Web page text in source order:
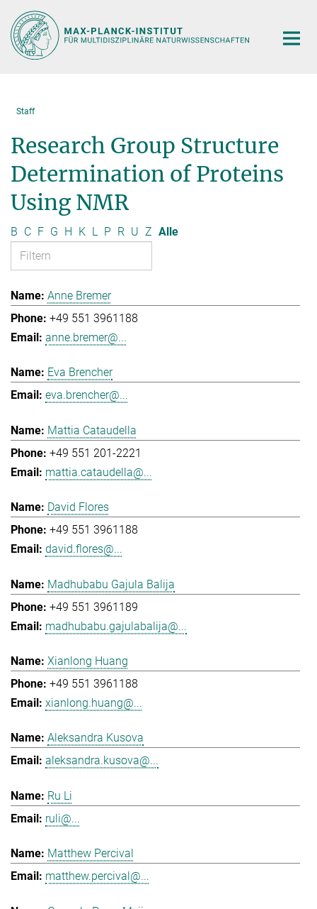
Hauptinhalt
Staff
Research Group Structure
Determination of Proteins
Using NMR
B C F G H K L P R U Z Alle
Anne Bremer
+49 551 3961188
anne.bremer@...
Eva Brencher
eva.brencher@...
Mattia Cataudella
+49 551 201-2221
mattia.cataudella@...
David Flores
+49 551 3961188
david.flores@...
Madhubabu Gajula Balija
+49 551 3961189
madhubabu.gajulabalija@...
Xianlong Huang
+49 551 3961188
xianlong.huang@...
Aleksandra Kusova
aleksandra.kusova@...
Ru Li
ruli@...
Matthew Percival
matthew.percival@...